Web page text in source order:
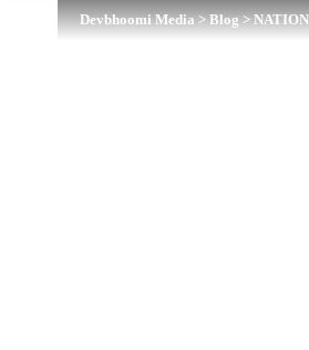
Devbhoomi Media>Blog>